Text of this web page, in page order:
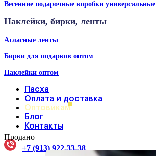
Весенние подарочные коробки универсальные
Наклейки, бирки, ленты
Атласные ленты
Бирки для подарков оптом
Наклейки оптом
Пасха
Оплата и доставка
Оптовикам
Блог
Контакты
+7 (913) 922-33-38
Продано